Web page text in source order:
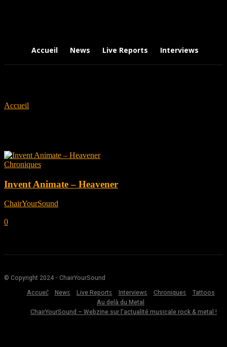
Accueil News Live Reports Interviews
Accueil
Chroniques
Invent Animate – Heavener
ChairYourSound
0
© Copyright 2024 - ChairYourSound
Accueil
News Live Reports Interviews Chroniques
Tattoos
Au delà du Metal
ChairYourSound – Webzine sur l’actualité musicale rock & metal !